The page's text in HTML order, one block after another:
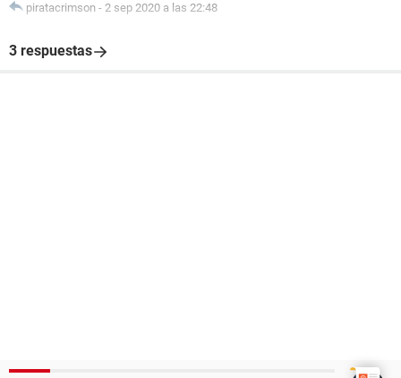
piratacrimson - 2 sep 2020 a las 22:48
3 respuestas